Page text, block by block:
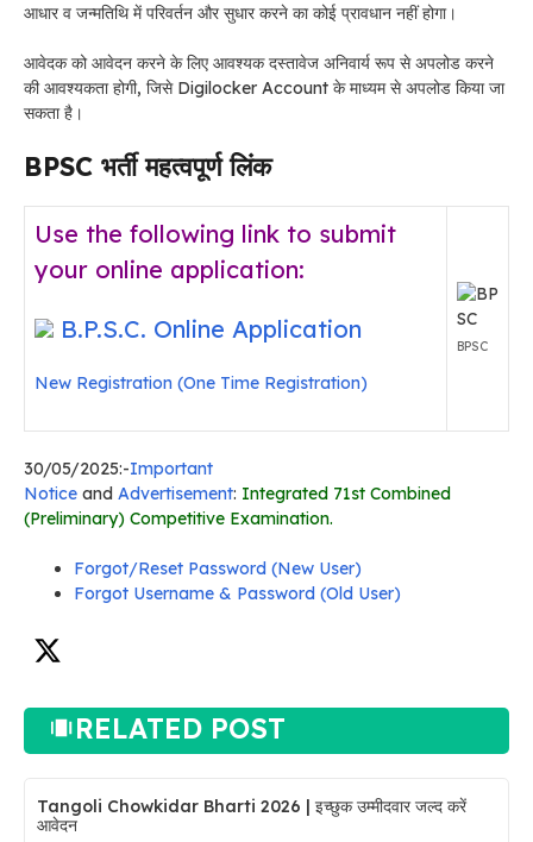
आधार व जन्मतिथि में परिवर्तन और सुधार करने का कोई प्रावधान नहीं होगा।
आवेदक को आवेदन करने के लिए आवश्यक दस्तावेज अनिवार्य रूप से अपलोड करने
की आवश्यकता होगी, जिसे Digilocker Account के माध्यम से अपलोड किया जा
सकता है।
BPSC भर्तीमहत्वपूर्ण लिंक
Use the following link to submit
your online application:
B.P.S.C. Online Application
New Registration (One Time Registration)
BPSC
30/05/2025:-Important
Notice and Advertisement: Integrated 71st Combined
(Preliminary) Competitive Examination.
Forgot/Reset Password (New User)
Forgot Username & Password (Old User)
RELATED POST
Tangoli Chowkidar Bharti 2026 | इच्छुक उम्मीदवार जल्द करें
आवेदन